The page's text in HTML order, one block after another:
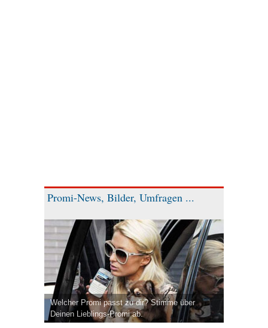
Promi-News, Bilder, Umfragen ...
Welcher Promi passt zu dir? Stimme über
Deinen Lieblings-Promi ab.